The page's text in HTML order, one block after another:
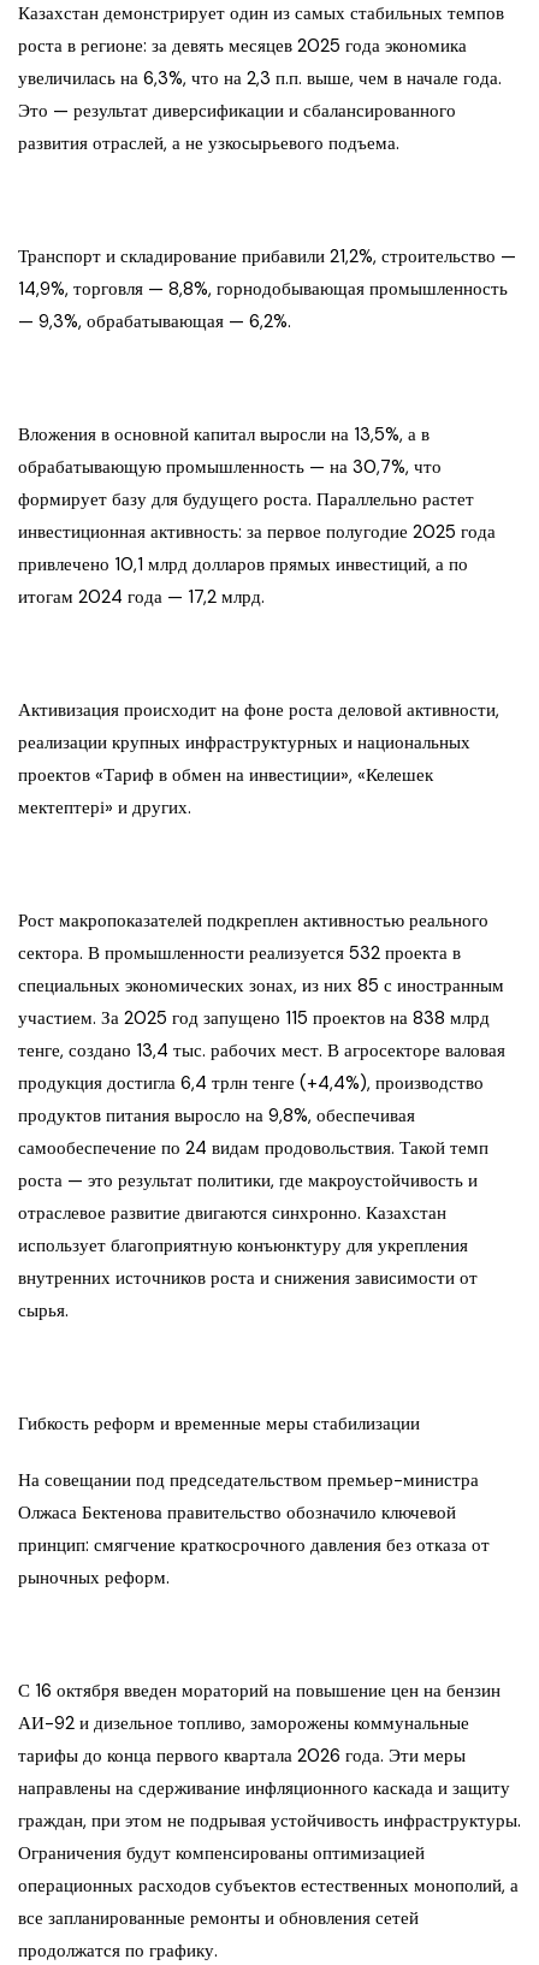
Казахстан демонстрирует один из самых стабильных темпов
роста в регионе: за девять месяцев 2025 года экономика
увеличилась на 6,3%, что на 2,3 п.п. выше, чем в начале года.
Это — результат диверсификации и сбалансированного
развития отраслей, а не узкосырьевого подъема.
Транспорт и складирование прибавили 21,2%, строительство —
14,9%, торговля — 8,8%, горнодобывающая промышленность
— 9,3%, обрабатывающая — 6,2%.
Вложения в основной капитал выросли на 13,5%, а в
обрабатывающую промышленность — на 30,7%, что
формирует базу для будущего роста. Параллельно растет
инвестиционная активность: за первое полугодие 2025 года
привлечено 10,1 млрд долларов прямых инвестиций, а по
итогам 2024 года — 17,2 млрд.
Активизация происходит на фоне роста деловой активности,
реализации крупных инфраструктурных и национальных
проектов «Тариф в обмен на инвестиции», «Келешек
мектептері» и других.
Рост макропоказателей подкреплен активностью реального
сектора. В промышленности реализуется 532 проекта в
специальных экономических зонах, из них 85 с иностранным
участием. За 2025 год запущено 115 проектов на 838 млрд
тенге, создано 13,4 тыс. рабочих мест. В агросекторе валовая
продукция достигла 6,4 трлн тенге (+4,4%), производство
продуктов питания выросло на 9,8%, обеспечивая
самообеспечение по 24 видам продовольствия. Такой темп
роста — это результат политики, где макроустойчивость и
отраслевое развитие двигаются синхронно. Казахстан
использует благоприятную конъюнктуру для укрепления
внутренних источников роста и снижения зависимости от
сырья.
Гибкость реформ и временные меры стабилизации
На совещании под председательством премьер-министра
Олжаса Бектенова правительство обозначило ключевой
принцип: смягчение краткосрочного давления без отказа от
рыночных реформ.
С 16 октября введен мораторий на повышение цен на бензин
АИ-92 и дизельное топливо, заморожены коммунальные
тарифы до конца первого квартала 2026 года. Эти меры
направлены на сдерживание инфляционного каскада и защиту
граждан, при этом не подрывая устойчивость инфраструктуры.
Ограничения будут компенсированы оптимизацией
операционных расходов субъектов естественных монополий, а
все запланированные ремонты и обновления сетей
продолжатся по графику.